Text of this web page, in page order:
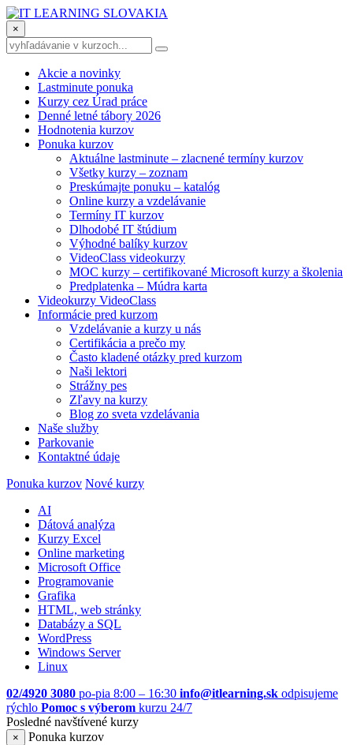
×
Akcie a novinky
Lastminute ponuka
Kurzy cez Úrad práce
Denné letné tábory 2026
Hodnotenia kurzov
Ponuka kurzov
Aktuálne lastminute – zlacnené termíny kurzov
Všetky kurzy – zoznam
Preskúmajte ponuku – katalóg
Online kurzy a vzdelávanie
Termíny IT kurzov
Dlhodobé IT štúdium
Výhodné balíky kurzov
VideoClass videokurzy
MOC kurzy – certifikované Microsoft kurzy a školenia
Predplatenka – Múdra karta
Videokurzy VideoClass
Informácie pred kurzom
Vzdelávanie a kurzy u nás
Certifikácia a prečo my
Často kladené otázky pred kurzom
Naši lektori
Strážny pes
Zľavy na kurzy
Blog zo sveta vzdelávania
Naše služby
Parkovanie
Kontaktné údaje
Ponuka kurzov Nové kurzy
AI
Dátová analýza
Kurzy Excel
Online marketing
Microsoft Office
Programovanie
Grafika
HTML, web stránky
Databázy a SQL
WordPress
Windows Server
Linux
02/4920 3080 po-pia 8:00 – 16:30 info@itlearning.sk odpisujeme
rýchlo Pomoc s výberom kurzu 24/7
Posledné navštívené kurzy
×
Ponuka kurzov